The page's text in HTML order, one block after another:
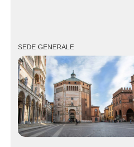
SEDE GENERALE